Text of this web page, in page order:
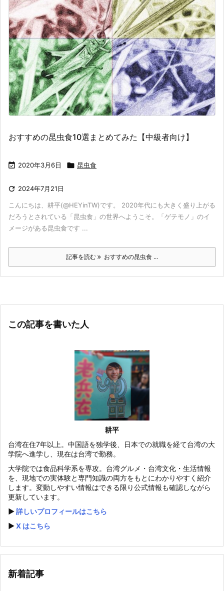
おすすめの昆虫食10選まとめてみた【中級者向け】
 2020年3月6日  昆虫食
 2024年7月21日
こんにちは、耕平(@HEYinTW)です。 2020年代にも大きく盛り上がる
だろうとされている「昆虫食」の世界へようこそ。「ゲテモノ」のイ
メージがある昆虫食です ...
記事を読む おすすめの昆虫食 ...
この記事を書いた人
耕平
台湾在住7年以上。中国語を独学後、日本での就職を経て台湾の大
学院へ進学し、現在は台湾で勤務。
大学院では食品科学系を専攻。台湾グルメ・台湾文化・生活情報
を、現地での実体験と専門知識の両方をもとにわかりやすく紹介
します。変動しやすい情報はできる限り公式情報も確認しながら
更新しています。
▶️詳しいプロフィールはこちら
▶️X はこちら
新着記事